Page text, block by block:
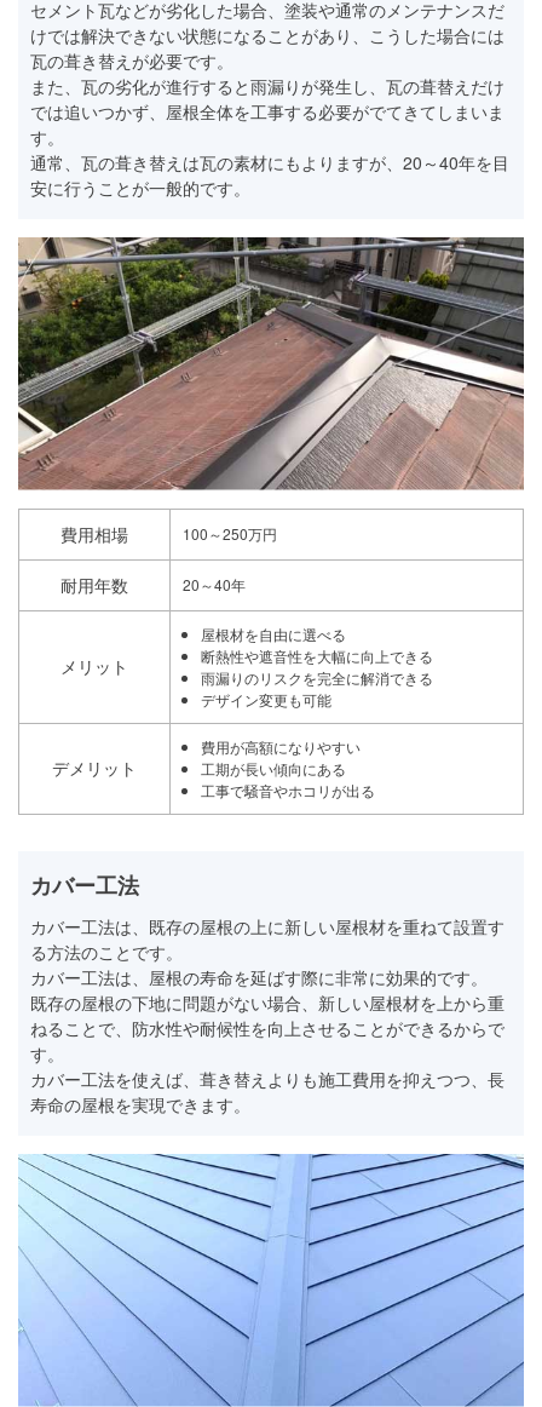
セメント瓦などが劣化した場合、塗装や通常のメンテナンスだ
けでは解決できない状態になることがあり、こうした場合には
瓦の葺き替えが必要です。
また、瓦の劣化が進行すると雨漏りが発生し、瓦の葺替えだけ
では追いつかず、屋根全体を工事する必要がでてきてしまいま
す。
通常、瓦の葺き替えは瓦の素材にもよりますが、20～40年を目
安に行うことが一般的です。
費用相場 100～250万円
耐用年数 20～40年
メリット
屋根材を自由に選べる
断熱性や遮音性を大幅に向上できる
雨漏りのリスクを完全に解消できる
デザイン変更も可能
デメリット
費用が高額になりやすい
工期が長い傾向にある
工事で騒音やホコリが出る
カバー工法
カバー工法は、既存の屋根の上に新しい屋根材を重ねて設置す
る方法のことです。
カバー工法は、屋根の寿命を延ばす際に非常に効果的です。
既存の屋根の下地に問題がない場合、新しい屋根材を上から重
ねることで、防水性や耐候性を向上させることができるからで
す。
カバー工法を使えば、葺き替えよりも施工費用を抑えつつ、長
寿命の屋根を実現できます。